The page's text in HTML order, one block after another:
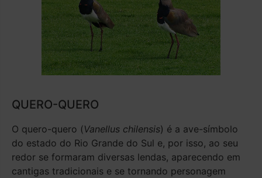
QUERO-QUERO
O quero-quero (Vanellus chilensis) é a ave-símbolo
do estado do Rio Grande do Sul e, por isso, ao seu
redor se formaram diversas lendas, aparecendo em
cantigas tradicionais e se tornando personagem